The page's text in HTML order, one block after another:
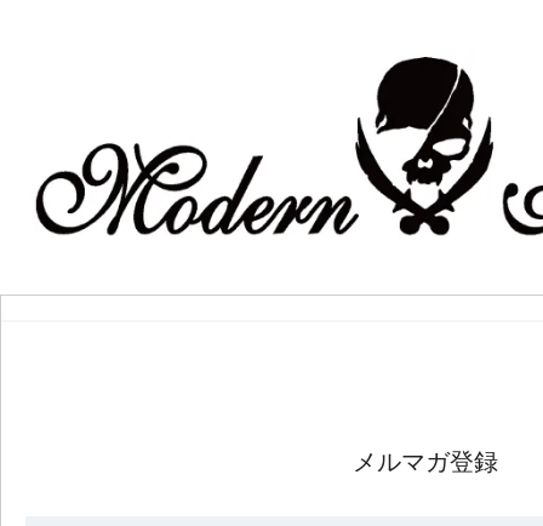
メルマガ登録